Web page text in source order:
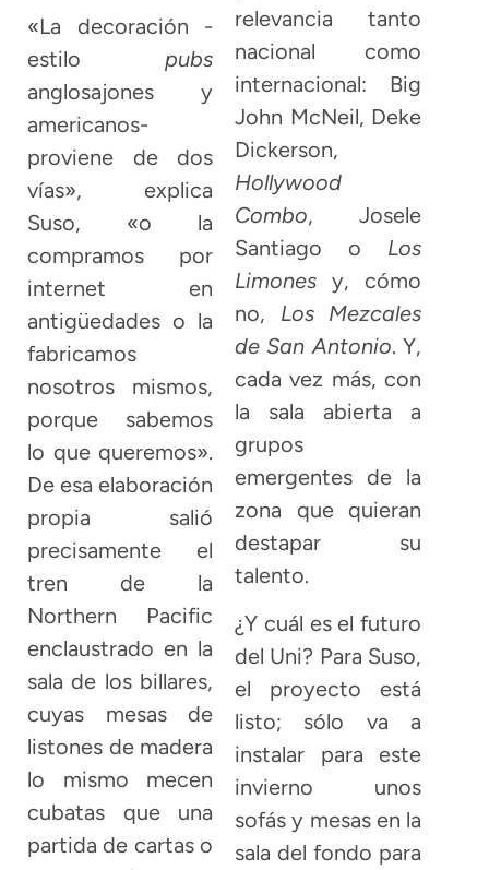
«La decoración -
estilopubs
anglosajones y
americanos-
proviene de dos
vías», explica
Suso, «o la
compramos por
internet en
antigüedades o la
fabricamos
nosotros mismos,
porque sabemos
lo que queremos».
De esa elaboración
propia salió
precisamente el
tren de la
Northern Pacific
enclaustrado en la
sala de los billares,
cuyas mesas de
listones de madera
lo mismo mecen
cubatas que una
partida de cartas o
relevancia tanto
nacional como
internacional: Big
John McNeil, Deke
Dickerson,
Hollywood
Combo, Josele
Santiago o Los
Limones y, cómo
no, Los Mezcales
de San Antonio. Y,
cada vez más, con
la sala abierta a
grupos
emergentes de la
zona que quieran
destapar su
talento.
¿Y cuál es el futuro
del Uni? Para Suso,
el proyecto está
listo; sólo va a
instalar para este
invierno unos
sofás y mesas en la
sala del fondo para